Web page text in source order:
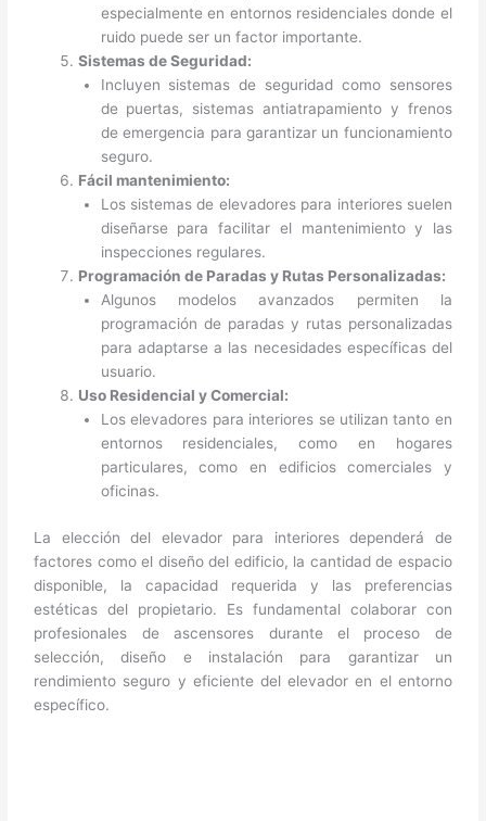
especialmente en entornos residenciales donde el
ruido puede ser un factor importante.
Sistemas de Seguridad:
Incluyen sistemas de seguridad como sensores
de puertas, sistemas antiatrapamiento y frenos
de emergencia para garantizar un funcionamiento
seguro.
Fácil mantenimiento:
Los sistemas de elevadores para interiores suelen
diseñarse para facilitar el mantenimiento y las
inspecciones regulares.
Programación de Paradas y Rutas Personalizadas:
Algunos modelos avanzados permiten la
programación de paradas y rutas personalizadas
para adaptarse a las necesidades específicas del
usuario.
Uso Residencial y Comercial:
Los elevadores para interiores se utilizan tanto en
entornos residenciales, como en hogares
particulares, como en edificios comerciales y
oficinas.
La elección del elevador para interiores dependerá de
factores como el diseño del edificio, la cantidad de espacio
disponible, la capacidad requerida y las preferencias
estéticas del propietario. Es fundamental colaborar con
profesionales de ascensores durante el proceso de
selección, diseño e instalación para garantizar un
rendimiento seguro y eficiente del elevador en el entorno
específico.